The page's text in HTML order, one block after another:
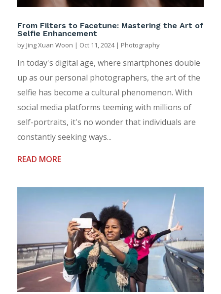
From Filters to Facetune: Mastering the Art of
Selfie Enhancement
by Jing Xuan Woon | Oct 11, 2024| Photography
In today's digital age, where smartphones double
up as our personal photographers, the art of the
selfie has become a cultural phenomenon. With
social media platforms teeming with millions of
self-portraits, it's no wonder that individuals are
constantly seeking ways...
READ MORE